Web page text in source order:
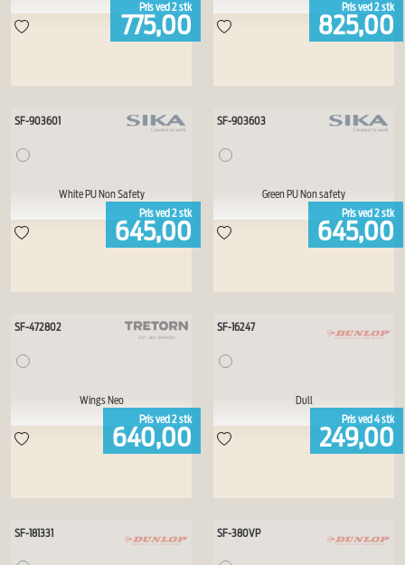
Pris ved 2stk
775,00
Pris ved 2stk
825,00
SF-903601
White PU Non Safety
Pris ved 2stk
645,00
SF-903603
Green PU Non safety
Pris ved 2stk
645,00
SF-472802
Wings Neo
Pris ved 2stk
640,00
SF-16247
Dull
Pris ved 4stk
249,00
SF-181331 SF-380VP